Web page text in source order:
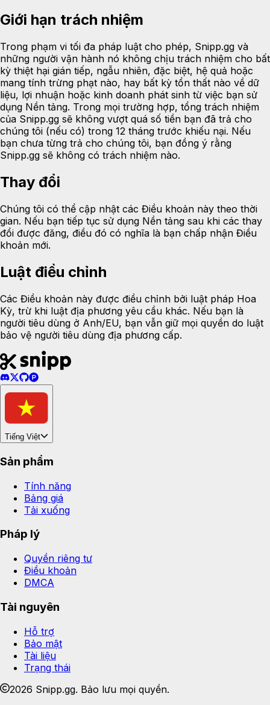
Giới hạn trách nhiệm
Trong phạm vi tối đa pháp luật cho phép, Snipp.gg và
những người vận hành nó không chịu trách nhiệm cho bất
kỳ thiệt hại gián tiếp, ngẫu nhiên, đặc biệt, hệ quả hoặc
mang tính trừng phạt nào, hay bất kỳ tổn thất nào về dữ
liệu, lợi nhuận hoặc kinh doanh phát sinh từ việc bạn sử
dụng Nền tảng. Trong mọi trường hợp, tổng trách nhiệm
của Snipp.gg sẽ không vượt quá số tiền bạn đã trả cho
chúng tôi (nếu có) trong 12 tháng trước khiếu nại. Nếu
bạn chưa từng trả cho chúng tôi, bạn đồng ý rằng
Snipp.gg sẽ không có trách nhiệm nào.
Thay đổi
Chúng tôi có thể cập nhật các Điều khoản này theo thời
gian. Nếu bạn tiếp tục sử dụng Nền tảng sau khi các thay
đổi được đăng, điều đó có nghĩa là bạn chấp nhận Điều
khoản mới.
Luật điều chỉnh
Các Điều khoản này được điều chỉnh bởi luật pháp Hoa
Kỳ, trừ khi luật địa phương yêu cầu khác. Nếu bạn là
người tiêu dùng ở Anh/EU, bạn vẫn giữ mọi quyền do luật
bảo vệ người tiêu dùng địa phương cấp.
Tiếng Việt
Sản phẩm
Tính năng
Bảng giá
Tải xuống
Pháp lý
Quyền riêng tư
Điều khoản
DMCA
Tài nguyên
Hỗ trợ
Bảo mật
Tài liệu
Trạng thái
2026 Snipp.gg. Bảo lưu mọi quyền.